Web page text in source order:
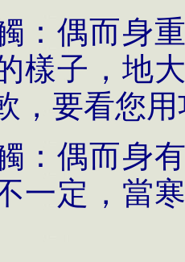
：偶而身
樣子，地
，要看您
：偶而身
一定，當